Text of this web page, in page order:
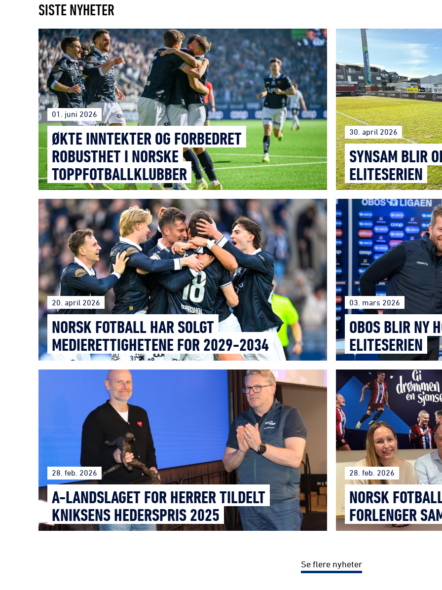
SISTE NYHETER
01. juni 2026
ØKTE INNTEKTER OG FORBEDRET
ROBUSTHET I NORSKE
TOPPFOTBALLKLUBBER
30. april 2026
SYNSAM BLIR
ELITESERIEN
20. april 2026
NORSK FOTBALL HAR SOLGT
MEDIERETTIGHETENE FOR 2029-2034
03. mars 2026
OBOS BLIR NY
ELITESERIEN
28. feb. 2026
A-LANDSLAGET FOR HERRER TILDELT
KNIKSENS HEDERSPRIS 2025
28. feb. 2026
NORSK
FORLENGER
Se flere nyheter